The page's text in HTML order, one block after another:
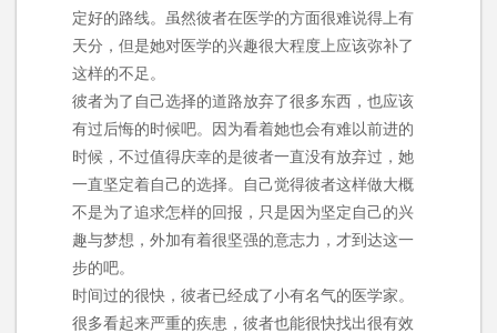
定好的路线。虽然彼者在医学的方面很难说得上有
天分，但是她对医学的兴趣很大程度上应该弥补了
这样的不足。
彼者为了自己选择的道路放弃了很多东西，也应该
有过后悔的时候吧。因为看着她也会有难以前进的
时候，不过值得庆幸的是彼者一直没有放弃过，她
一直坚定着自己的选择。自己觉得彼者这样做大概
不是为了追求怎样的回报，只是因为坚定自己的兴
趣与梦想，外加有着很坚强的意志力，才到达这一
步的吧。
时间过的很快，彼者已经成了小有名气的医学家。
很多看起来严重的疾患，彼者也能很快找出很有效